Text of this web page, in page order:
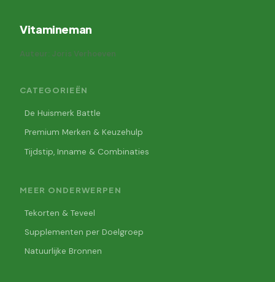
Vitamineman
Auteur: Joris Verhoeven
CATEGORIEËN
De Huismerk Battle
Premium Merken & Keuzehulp
Tijdstip, Inname & Combinaties
MEER ONDERWERPEN
Tekorten & Teveel
Supplementen per Doelgroep
Natuurlijke Bronnen